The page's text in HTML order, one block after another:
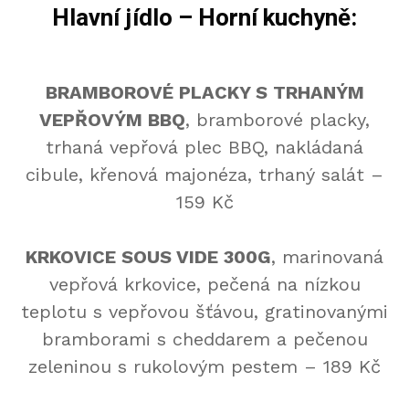
Hlavní jídlo – Horní kuchyně:
BRAMBOROVÉ PLACKY S TRHANÝM
VEPŘOVÝM BBQ, bramborové placky,
trhaná vepřová plec BBQ, nakládaná
cibule, křenová majonéza, trhaný salát –
159 Kč
KRKOVICE SOUS VIDE 300G, marinovaná
vepřová krkovice, pečená na nízkou
teplotu s vepřovou šťávou, gratinovanými
bramborami s cheddarem a pečenou
zeleninou s rukolovým pestem – 189 Kč